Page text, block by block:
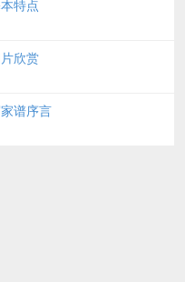
特点
欣赏
谱序言